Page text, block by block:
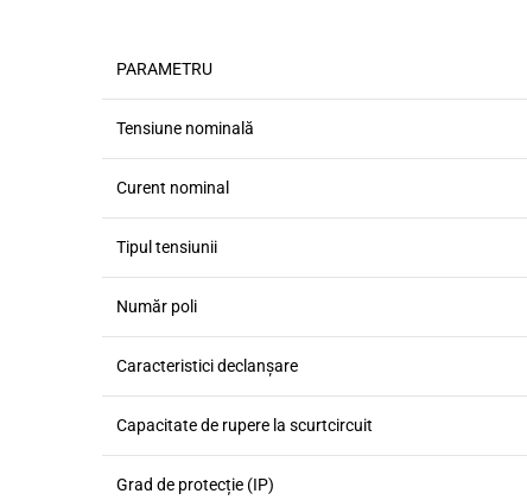
PARAMETRU
Tensiune nominală
Curent nominal
Tipul tensiunii
Număr poli
Caracteristici declanşare
Capacitate de rupere la scurtcircuit
Grad de protecție (IP)